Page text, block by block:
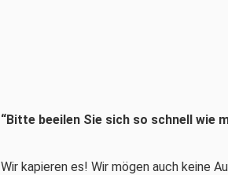
“Bitte beeilen Sie sich so schnell wie
Wir kapieren es! Wir mögen auch keine